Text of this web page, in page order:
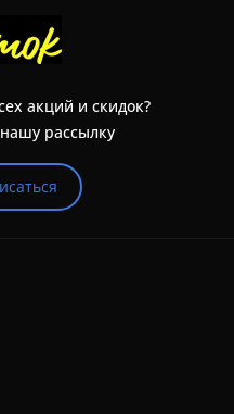
акций и скидок?
рассылку